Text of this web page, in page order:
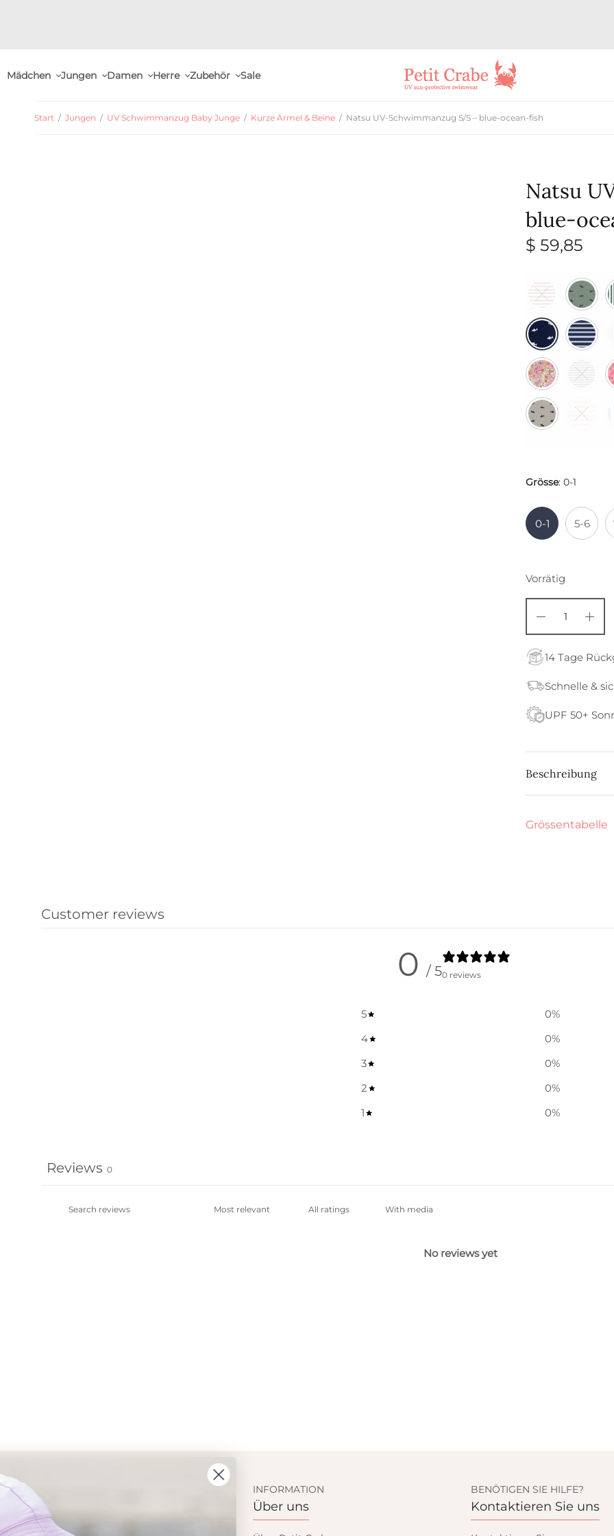
Mädchen Jungen Damen Herre Zubehör Sale
Start / Jungen / UV Schwimmanzug Baby Junge / Kurze Ärmel & Beine / Natsu UV-Schwimmanzug S/S – blue-ocean-fish
Natsu
blue-
$ 59,85
Grösse: 0-1
0-1 5-6
Vorrätig
14 Tage
Schnelle &
UPF 50+
Beschreibung
Grössentabelle
Customer reviews
0 / 50 reviews
5 0%
4
0%
3
0%
2
0%
1
0%
Reviews 0
With media
No reviews yet
KUNDENSERVICE
Einkaufen
INFORMATION
Über uns
BENÖTIGEN SIE HILFE?
Kontaktieren Sie uns